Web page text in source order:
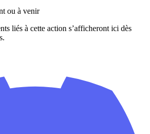
ou à venir
liés à cette action s’afficheront ici dès